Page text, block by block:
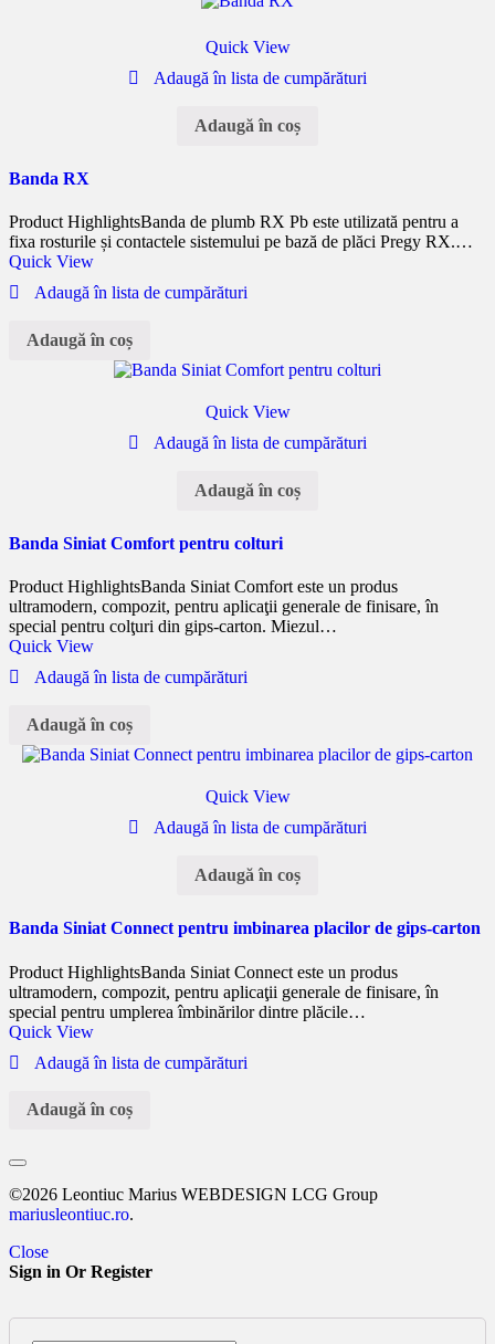
Quick View
Adaugă în lista de cumpărături
Adaugă în coș
Banda RX
Product HighlightsBanda de plumb RX Pb este utilizată pentru a
fixa rosturile și contactele sistemului pe bază de plăci Pregy RX.…
Quick View
Adaugă în lista de cumpărături
Adaugă în coș
Quick View
Adaugă în lista de cumpărături
Adaugă în coș
Banda Siniat Comfort pentru colturi
Product HighlightsBanda Siniat Comfort este un produs
ultramodern, compozit, pentru aplicaţii generale de finisare, în
special pentru colţuri din gips-carton. Miezul…
Quick View
Adaugă în lista de cumpărături
Adaugă în coș
Quick View
Adaugă în lista de cumpărături
Adaugă în coș
Banda Siniat Connect pentru imbinarea placilor de gips-carton
Product HighlightsBanda Siniat Connect este un produs
ultramodern, compozit, pentru aplicaţii generale de finisare, în
special pentru umplerea îmbinărilor dintre plăcile…
Quick View
Adaugă în lista de cumpărături
Adaugă în coș
©2026 Leontiuc Marius WEBDESIGN LCG Group
mariusleontiuc.ro.
Close
Sign in Or Register